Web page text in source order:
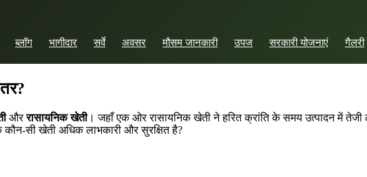
ब्लॉग भागीदार सर्वे अवसर मौसम जानकारी उपज सरकारी योजनाएं गैलरी
?
औररासायनिक खेती। जहाँ एक ओर रासायनिक खेती ने हरित क्रांति के समय उत्पादन में
सी खेती अधिक लाभकारी और सुरक्षित है?